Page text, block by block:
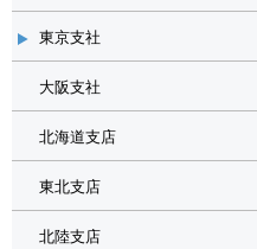
東京支社
大阪支社
北海道支店
東北支店
北陸支店